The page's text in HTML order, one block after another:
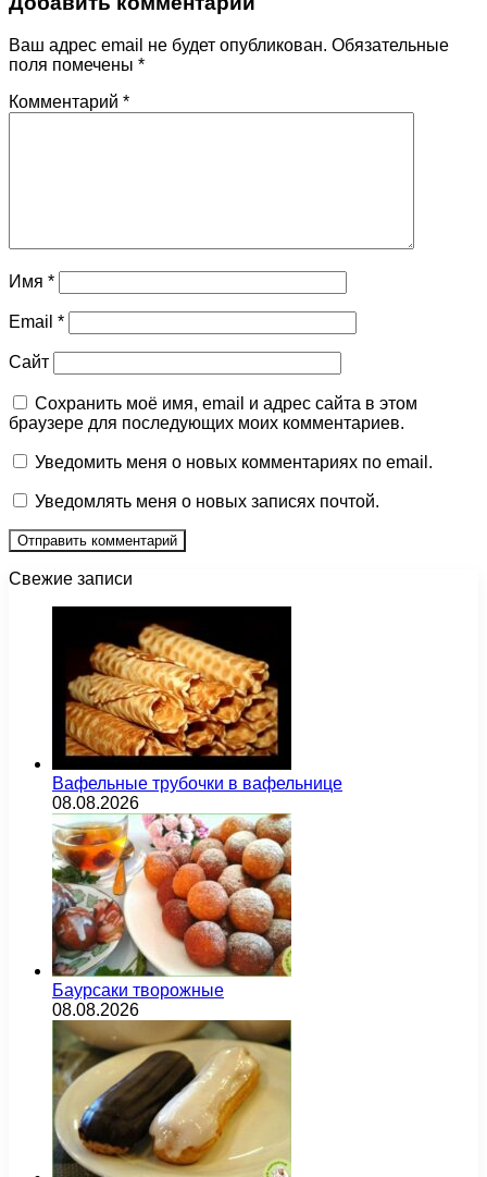
Ваш адрес email не будет опубликован. Обязательные
поля помечены *
Комментарий *
Имя *
Email *
Сайт
Сохранить моё имя, email и адрес сайта в этом
браузере для последующих моих комментариев.
Уведомить меня о новых комментариях по email.
Уведомлять меня о новых записях почтой.
Свежие записи
Вафельные трубочки в вафельнице
08.08.2026
Баурсаки творожные
08.08.2026